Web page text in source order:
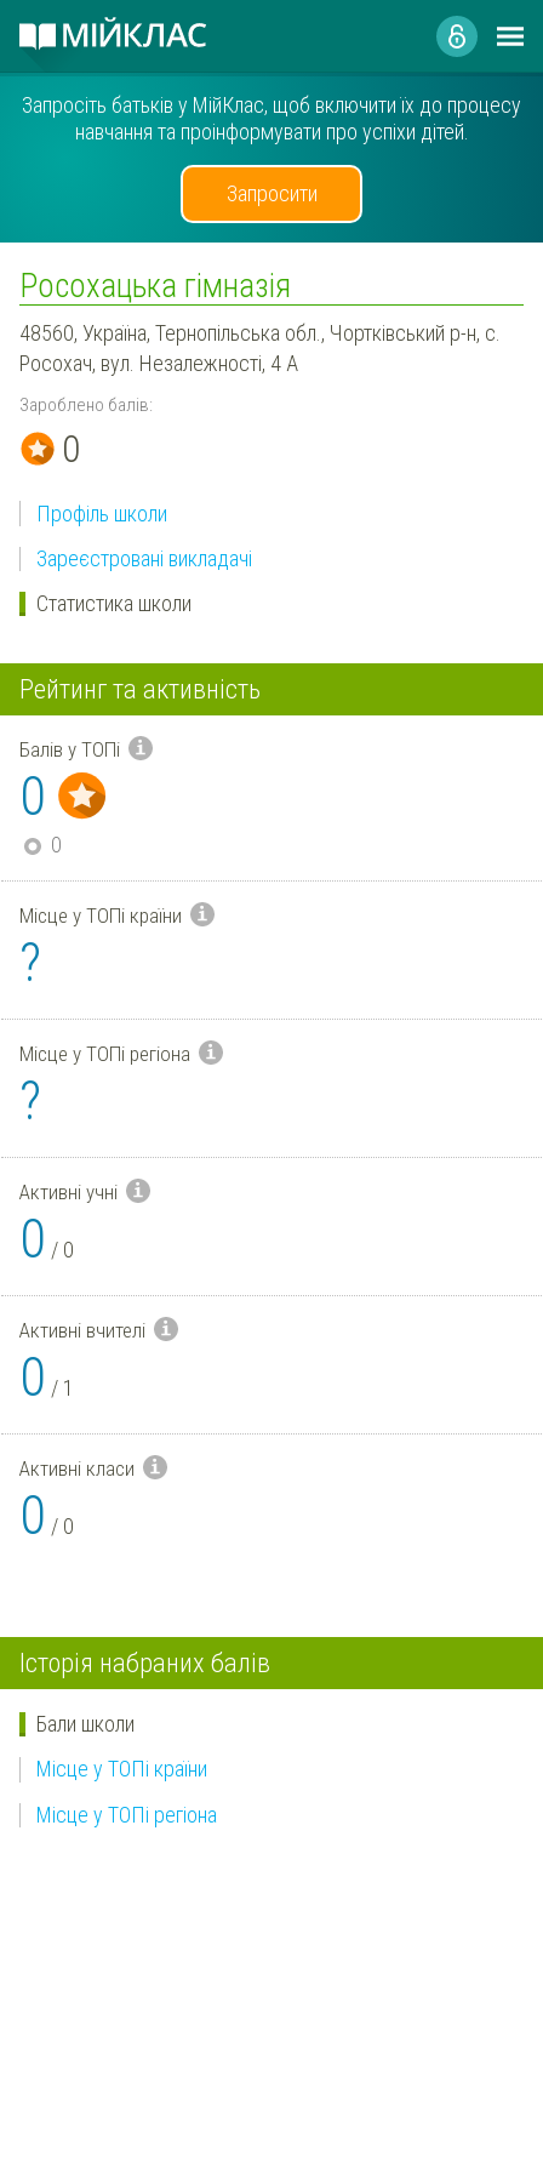
Запросіть батьків у МійКлас, щоб включити їх до процесу
навчання та проінформувати про успіхи дітей.
Запросити
Росохацька гімназія
48560, Україна, Тернопільська обл., Чортківський р-н, с.
Росохач, вул. Незалежності, 4 А
Зароблено балів:
0
Профіль школи
Зареєстровані викладачі
Статистика школи
Рейтинг та активність
Балів у ТОПі
0
0
Місце у ТОПі країни
?
Місце у ТОПі регіона
?
Активні учні
0 / 0
Активні вчителі
0 / 1
Активні класи
0 / 0
Історія набраних балів
Бали школи
Місце у ТОПі країни
Місце у ТОПі регіона